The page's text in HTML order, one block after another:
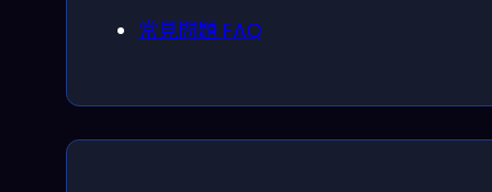
常見問題 FAQ